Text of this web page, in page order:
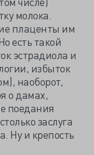
молока.
плаценты им
есть такой
эстрадиола и
избыток
наоборот,
о дамах,
поедания
заслуга
Ну и крепость